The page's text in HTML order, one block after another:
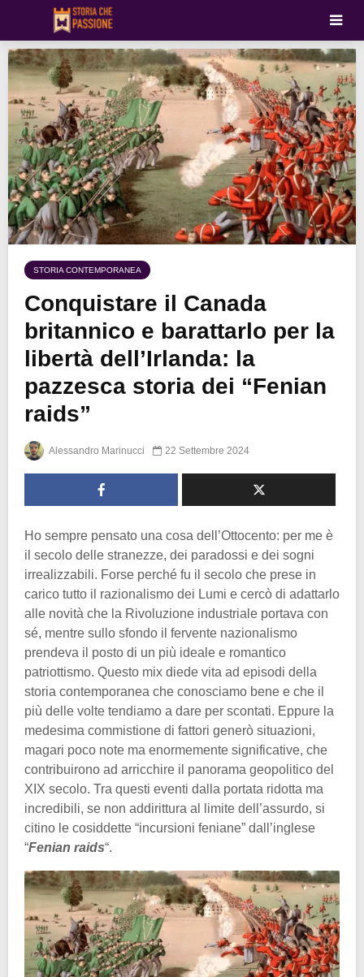
STORIA CONTEMPORANEA
Conquistare il Canada
britannico e barattarlo per la
libertà dell’Irlanda: la
pazzesca storia dei “Fenian
raids”
Alessandro Marinucci 22 Settembre 2024
Ho sempre pensato una cosa dell’Ottocento: per me è
il secolo delle stranezze, dei paradossi e dei sogni
irrealizzabili. Forse perché fu il secolo che prese in
carico tutto il razionalismo dei Lumi e cercò di adattarlo
alle novità che la Rivoluzione industriale portava con
sé, mentre sullo sfondo il fervente nazionalismo
prendeva il posto di un più ideale e romantico
patriottismo. Questo mix diede vita ad episodi della
storia contemporanea che conosciamo bene e che il
più delle volte tendiamo a dare per scontati. Eppure la
medesima commistione di fattori generò situazioni,
magari poco note ma enormemente significative, che
contribuirono ad arricchire il panorama geopolitico del
XIX secolo. Tra questi eventi dalla portata ridotta ma
incredibili, se non addirittura al limite dell’assurdo, si
citino le cosiddette “incursioni feniane” dall’inglese
“Fenian raids“.